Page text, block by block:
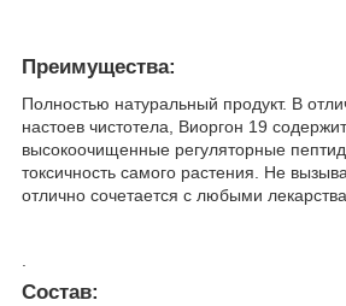
Преимущества:
Полностью натуральный продукт. В
настоев чистотела, Виоргон 19
высокоочищенные регуляторные
токсичность самого растения. Не
отлично сочетается с любыми
Состав: